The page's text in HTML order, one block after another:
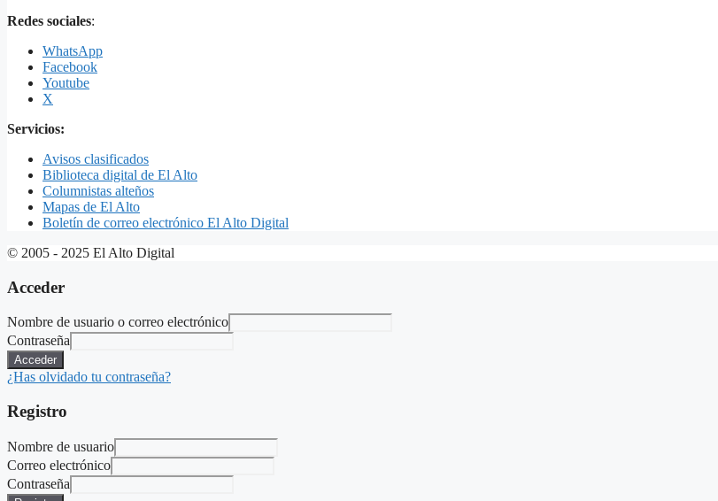
Redes sociales:
WhatsApp
Facebook
Youtube
X
Servicios:
Avisos clasificados
Biblioteca digital de El Alto
Columnistas alteños
Mapas de El Alto
Boletín de correo electrónico El Alto Digital
© 2005 - 2025 El Alto Digital
Acceder
Nombre de usuario o correo electrónico
Contraseña
Acceder
¿Has olvidado tu contraseña?
Registro
Nombre de usuario
Correo electrónico
Contraseña